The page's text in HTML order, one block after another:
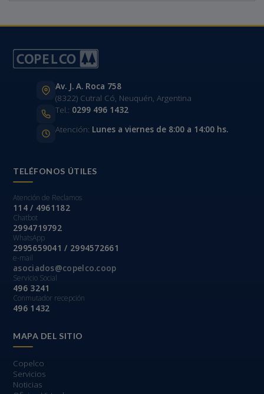
Av. J. A. Roca 758
(8322) Cutral Có, Neuquén, Argentina
Tel.: 0299 496 1432
Atención: Lunes a viernes de 8:00 a 14:00 hs.
TELÉFONOS ÚTILES
Atención de Reclamos
114 / 4961182
Chatbot
2994719792
WhatsApp
2995659041 / 2994572661
e-mail
asociados@copelco.coop
Servicio Social
496 3241
Conmutador recepción
496 1432
MAPA DEL SITIO
Copelco
Servicios
Noticias